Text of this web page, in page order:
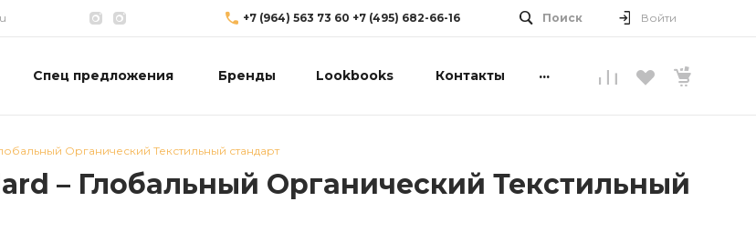
+7 (964) 563 73 60 +7 (495) 682-66-16 Поиск Войти
Спец предложения Бренды Lookbooks Контакты ...
Органический Текстильный стандарт
– Глобальный Органический Текстильный